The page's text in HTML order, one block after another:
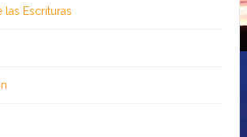
las Escrituras